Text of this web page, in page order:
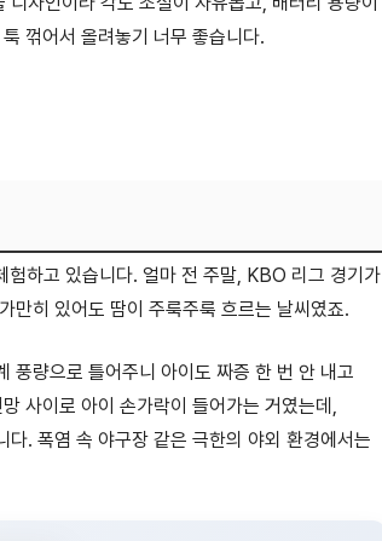
꺾어서 올려놓기 너무 좋습니다.
하고 있습니다. 얼마 전 주말, KBO 리그 경기가
만히 있어도 땀이 주룩주룩 흐르는 날씨였죠.
풍량으로 틀어주니 아이도 짜증 한 번 안 내고
사이로 아이 손가락이 들어가는 거였는데,
. 폭염 속 야구장 같은 극한의 야외 환경에서는